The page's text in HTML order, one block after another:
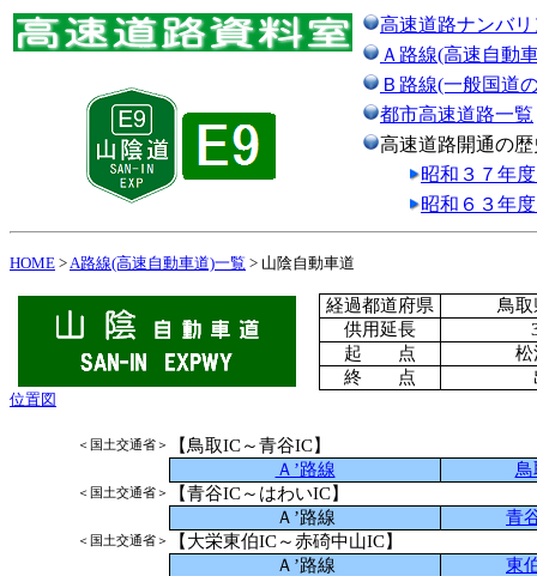
高速道路ナンバ
Ａ路線(高速自動
Ｂ路線(一般国道
都市高速道路一覧
高速道路開通の歴
昭和３７年
昭和６３年
HOME >A路線(高速自動車道)一覧 > 山陰自動車道
経過都道府県
鳥
供用延長
起 点
松
終 点
位置図
＜国土交通省＞ 【鳥取IC～青谷IC】
Ａ’路線
＜国土交通省＞
【青谷IC～はわいIC】
Ａ’路線
青
＜国土交通省＞
【大栄東伯IC～赤碕中山IC】
Ａ’路線
東